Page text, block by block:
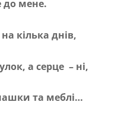
до мене.
кілька днів,
а серце – ні,
та меблі…